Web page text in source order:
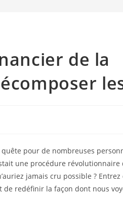
de la
pour de nombreuses
une procédure
jamais cru possible ? Entrez
redéfinir la façon dont nous